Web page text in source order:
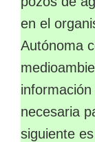
en el
Autónoma
necesaria
siguiente